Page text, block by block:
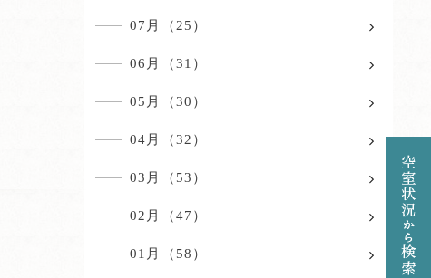
07月（25）
06月（31）
05月（30）
04月（32）
03月（53）
02月（47）
01月（58）